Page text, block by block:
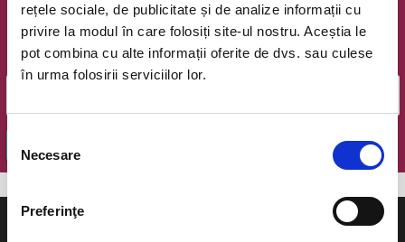
rețele sociale, de publicitate și de analize informații cu
privire la modul în care folosiți site-ul nostru. Aceștia le
pot combina cu alte informații oferite de dvs. sau culese
în urma folosirii serviciilor lor.
consimțământului
Necesare
Preferinţe
Oferte exclusive si o editie saptamanala cu cele mai noi
evenimente.
Email